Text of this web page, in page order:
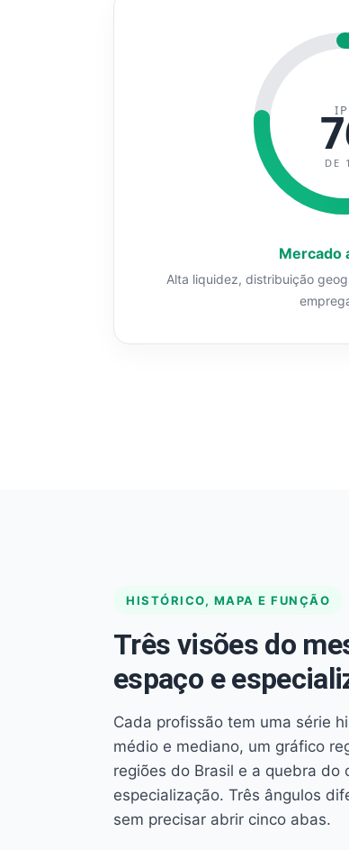
DE
Mercado
Alta liquidez, distribuição
HISTÓRICO, MAPA E FUNÇÃO
Três visões do
espaço e
Cada profissão tem uma série
médio e mediano, um gráfico
regiões do Brasil e a quebra do
especialização. Três ângulos
sem precisar abrir cinco abas.